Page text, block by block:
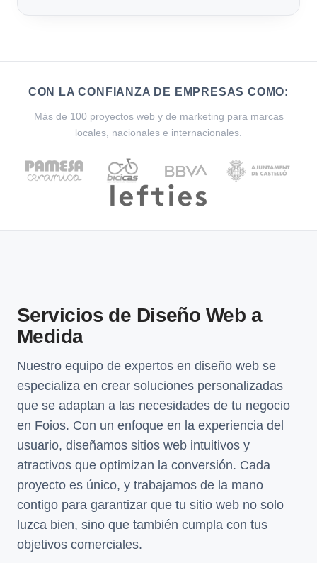
CON LA CONFIANZA DE EMPRESAS COMO:
Más de 100 proyectos web y de marketing para marcas
locales, nacionales e internacionales.
Servicios de Diseño Web a
Medida
Nuestro equipo de expertos en diseño web se
especializa en crear soluciones personalizadas
que se adaptan a las necesidades de tu negocio
en Foios. Con un enfoque en la experiencia del
usuario, diseñamos sitios web intuitivos y
atractivos que optimizan la conversión. Cada
proyecto es único, y trabajamos de la mano
contigo para garantizar que tu sitio web no solo
luzca bien, sino que también cumpla con tus
objetivos comerciales.